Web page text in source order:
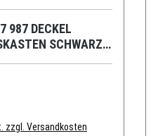
987 DECKEL
SCHWARZ
zzgl. Versandkosten